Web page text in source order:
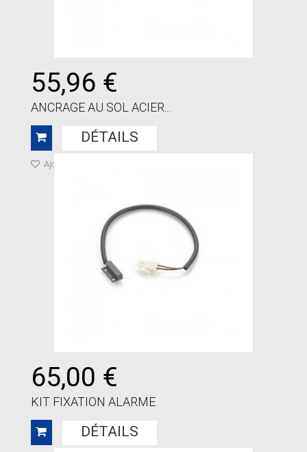
55,96 €
ANCRAGE AU SOL ACIER...
DÉTAILS
Ajouter à ma liste de cadeaux
65,00 €
KIT FIXATION ALARME
DÉTAILS